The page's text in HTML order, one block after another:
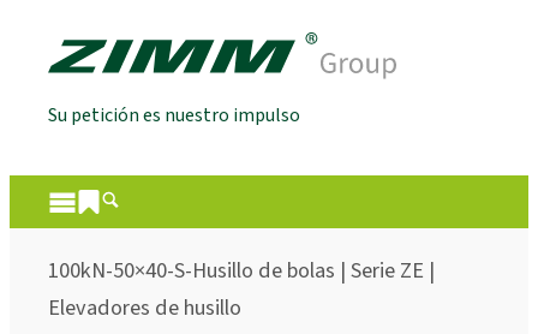
Su petición es nuestro impulso
100kN-50×40-S-Husillo de bolas | Serie ZE |
Elevadores de husillo